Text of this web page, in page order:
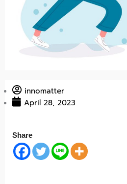
innomatter
April 28, 2023
Share